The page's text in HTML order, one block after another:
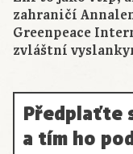
zahraničí
Greenpeace
zvláštní
Předplaťte
a tím ho